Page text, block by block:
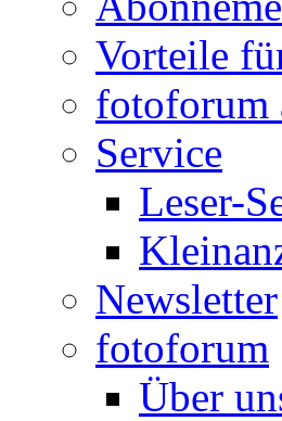
Vorteile
fotoforum
Service
Leser-
Newsletter
fotoforum
Über